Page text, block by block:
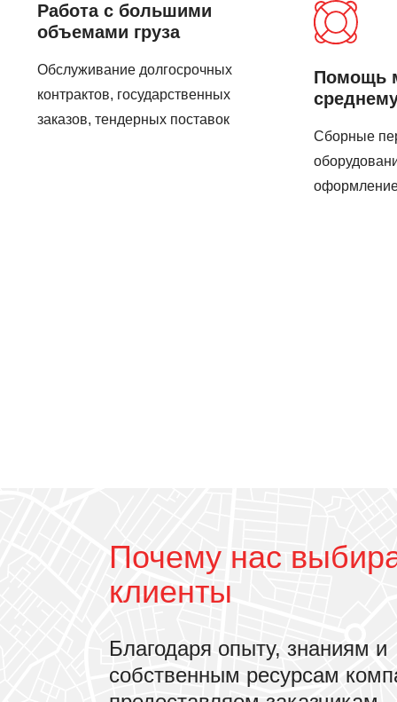
Работа с большими
объемами груза
Обслуживание долгосрочных
контрактов, государственных
заказов, тендерных поставок
Помощь
Сборные
Почему нас
клиенты
Благодаря опыту, знаниям и
собственным ресурсам